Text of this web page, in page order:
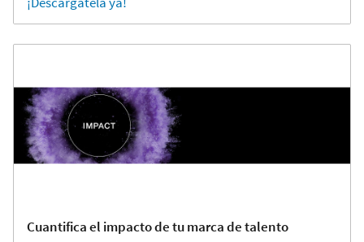
Cuantifica el impacto de tu marca de talento